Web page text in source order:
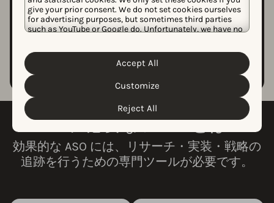
give your prior consent. We do not set cookies ourselves
for advertising purposes, but sometimes third parties
such as YouTube or Google do. Unfortunately, we have no
personal data and the different cookies we use, please
Cookie Policy&Privacy Policy
customize your cookie settings and preferences by
clicking the “Customize” button.
Reject All
Customize
Accept All
ASO に必要なツールとは？
効果的な ASO には、リサーチ・実装・戦略の
追跡を行うための専門ツールが必要です。